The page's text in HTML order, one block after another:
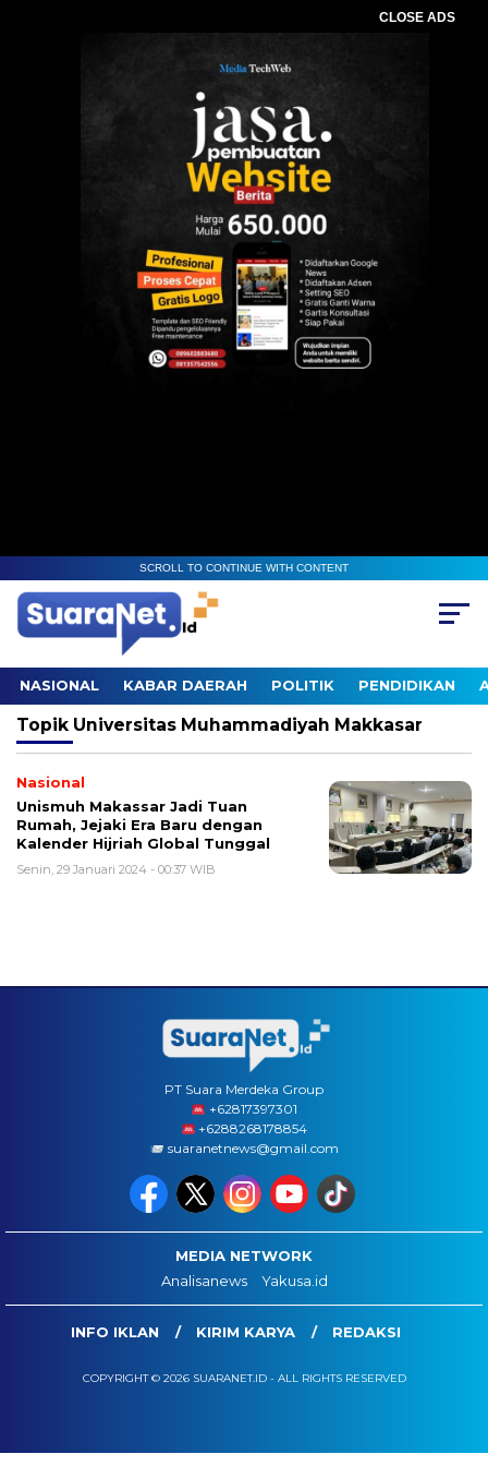
CLOSE ADS
SCROLL TO CONTINUE WITH CONTENT
NASIONAL KABAR DAERAH POLITIK PENDIDIKAN
Topik Universitas Muhammadiyah Makkasar
Nasional
Unismuh Makassar Jadi Tuan
Rumah, Jejaki Era Baru dengan
Kalender Hijriah Global Tunggal
Senin, 29 Januari 2024 - 00:37 WIB
PT Suara Merdeka Group
‪+62817397301
+6288268178854
suaranetnews@gmail.com
MEDIA NETWORK
Analisanews
Yakusa.id
INFO IKLAN KIRIM KARYA REDAKSI
COPYRIGHT © 2026 SUARANET.ID - ALL RIGHTS RESERVED